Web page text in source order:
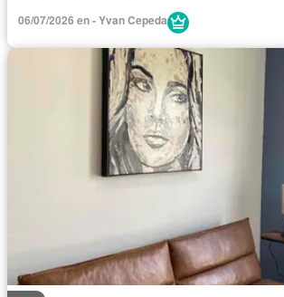
06/07/2026 en - Yvan Cepeda